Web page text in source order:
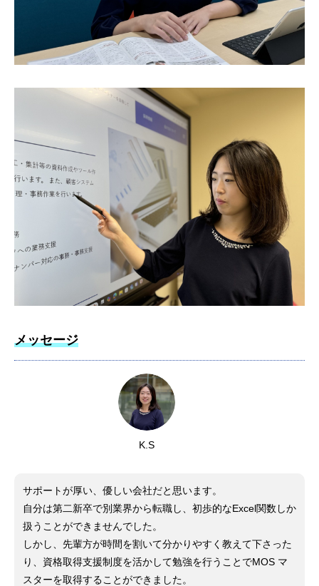
メッセージ
K.S
サポートが厚い、優しい会社だと思います。
自分は第二新卒で別業界から転職し、初歩的なExcel関数しか
扱うことができませんでした。
しかし、先輩方が時間を割いて分かりやすく教えて下さった
り、資格取得支援制度を活かして勉強を行うことでMOS マ
スターを取得することができました。